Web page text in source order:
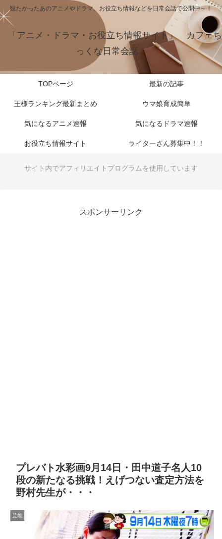
観たかったあのアニメやドラマ、お役立ち情報などを日常会話で公開中～！
「アニメ・ドラマ・お役立ち情報サイト」 カフェち
っくな日常会話
TOPページ 最新の記事
王様ランキング最新まとめ ウマ娘育成簡単
気になるアニメ速報 気になるドラマ速報
お役立ち情報サイト ライターさん募集中！！
サイト内でアフィリエイトプログラムを使用しています
スポンサーリンク
プレバト水彩画9月14日・田中道子名人10
段の新たなる挑戦！えげつない査定方法を
野村先生が・・・
芸能